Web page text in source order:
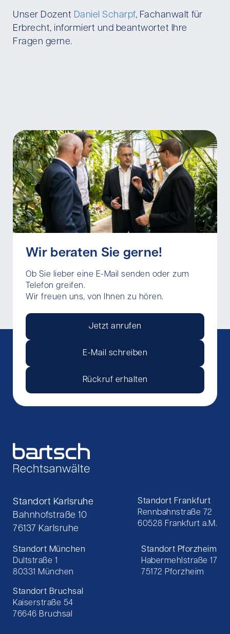
Unser Dozent Daniel Scharpf, Fachanwalt für
Erbrecht, informiert und beantwortet Ihre
Fragen gerne.
Wir beraten Sie gerne!
Ob Sie lieber eine E-Mail senden oder zum
Telefon greifen.
Wir freuen uns, von Ihnen zu hören.
Jetzt anrufen
E-Mail schreiben
Rückruf erhalten
Standort Karlsruhe
Bahnhofstraße 10
76137 Karlsruhe
Standort Frankfurt
Rennbahnstraße 72
60528 Frankfurt a.M.
Standort München
Dultstraße 1
80331 München
Standort Pforzheim
Habermehlstraße 17
75172 Pforzheim
Standort Bruchsal
Kaiserstraße 54
76646 Bruchsal